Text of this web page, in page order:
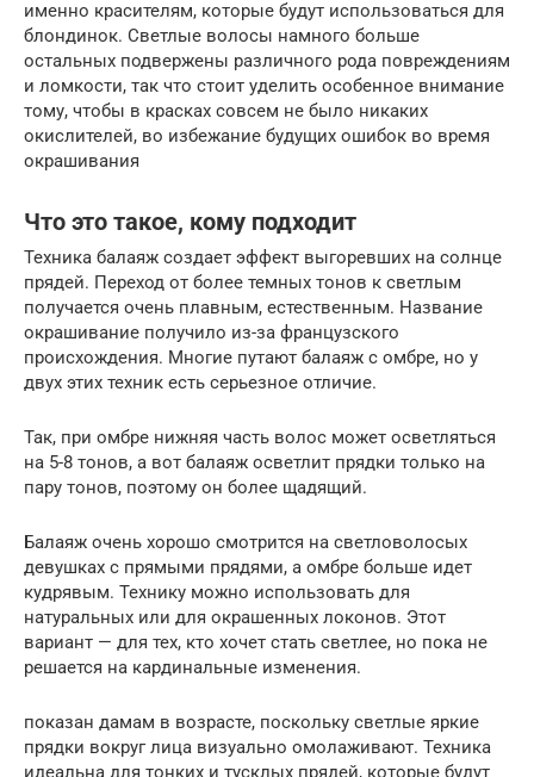
именно красителям, которые будут использоваться для
блондинок. Светлые волосы намного больше
остальных подвержены различного рода повреждениям
и ломкости, так что стоит уделить особенное внимание
тому, чтобы в красках совсем не было никаких
окислителей, во избежание будущих ошибок во время
окрашивания
Что это такое, кому подходит
Техника балаяж создает эффект выгоревших на солнце
прядей. Переход от более темных тонов к светлым
получается очень плавным, естественным. Название
окрашивание получило из-за французского
происхождения. Многие путают балаяж с омбре, но у
двух этих техник есть серьезное отличие.
Так, при омбре нижняя часть волос может осветляться
на 5-8 тонов, а вот балаяж осветлит прядки только на
пару тонов, поэтому он более щадящий.
Балаяж очень хорошо смотрится на светловолосых
девушках с прямыми прядями, а омбре больше идет
кудрявым. Технику можно использовать для
натуральных или для окрашенных локонов. Этот
вариант — для тех, кто хочет стать светлее, но пока не
решается на кардинальные изменения.
показан дамам в возрасте, поскольку светлые яркие
прядки вокруг лица визуально омолаживают. Техника
идеальна для тонких и тусклых прядей, которые будут